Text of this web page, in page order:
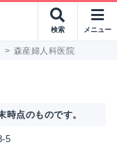
検索 メニュー
> 森産婦人科医院
時点のものです。
5